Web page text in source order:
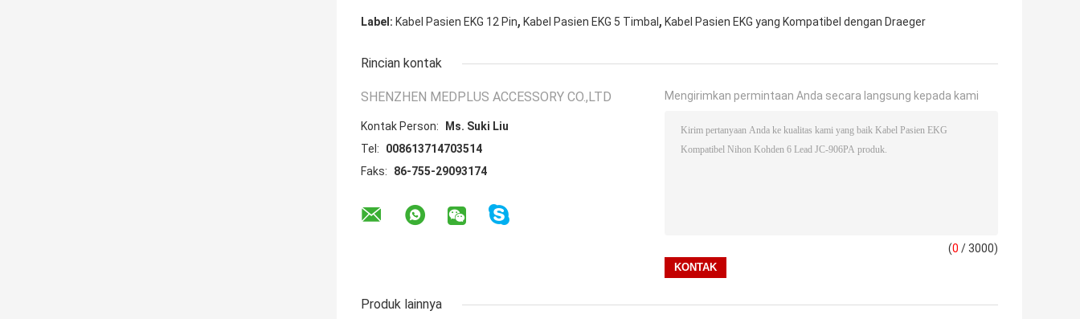
Label: Kabel Pasien EKG 12 Pin, Kabel Pasien EKG 5 Timbal , Kabel Pasien EKG yang Kompatibel dengan Draeger
Rincian kontak
SHENZHEN MEDPLUS ACCESSORY CO.,LTD
Kontak Person:
Ms. Suki Liu
Tel:
008613714703514
Faks:
86-755-29093174
Mengirimkan permintaan Anda secara langsung kepada kami
(0 / 3000)
Produk lainnya